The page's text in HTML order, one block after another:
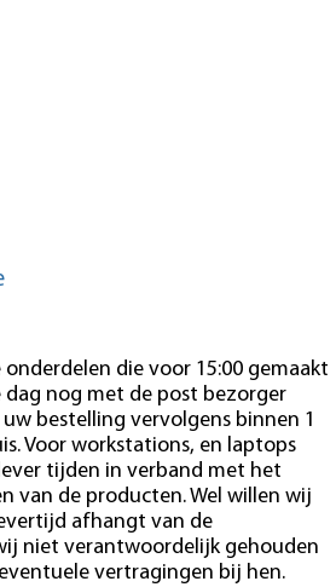
onderdelen die voor 15:00 gemaakt
nog met de post bezorger
bestelling vervolgens binnen 1
Voor workstations, en laptops
tijden in verband met het
van de producten. Wel willen wij
afhangt van de
niet verantwoordelijk gehouden
vertragingen bij hen.